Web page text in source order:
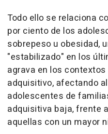
Todo ello se relaciona
por ciento de los
sobrepeso u obesidad,
"estabilizado" en los
agrava en los
adquisitivo, afectando
adolescentes de
adquisitiva baja, frente
aquellas con un mayor